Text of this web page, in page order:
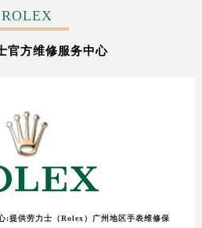
ROLEX
官方维修服务中心
:提供劳力士（Rolex）广州地区手表维修保